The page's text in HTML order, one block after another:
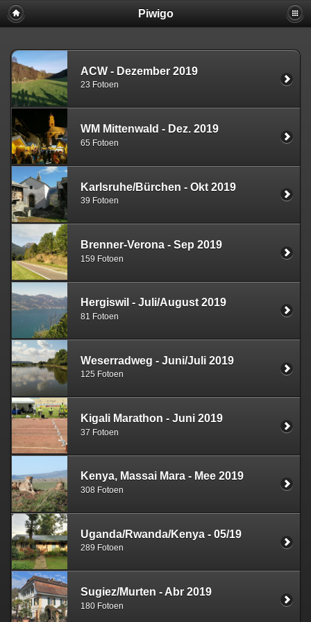
Piwigo
ACW - Dezember 2019
23 Fotoen
WM Mittenwald - Dez. 2019
65 Fotoen
Karlsruhe/Bürchen - Okt 2019
39 Fotoen
Brenner-Verona - Sep 2019
159 Fotoen
Hergiswil - Juli/August 2019
81 Fotoen
Weserradweg - Juni/Juli 2019
125 Fotoen
Kigali Marathon - Juni 2019
37 Fotoen
Kenya, Massai Mara - Mee 2019
308 Fotoen
Uganda/Rwanda/Kenya - 05/19
289 Fotoen
Sugiez/Murten - Abr 2019
180 Fotoen